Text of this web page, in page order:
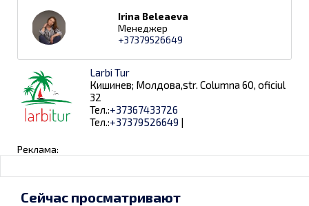
Irina Beleaeva
Менеджер
+37379526649
Larbi Tur
Кишинев; Молдова,str. Columna 60, oficiul
32
Тел.:+37367433726
Тел.:+37379526649 |
Реклама:
Сейчас просматривают